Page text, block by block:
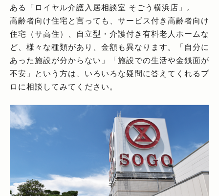
ある「ロイヤル介護入居相談室 そごう横浜店」。
高齢者向け住宅と言っても、サービス付き高齢者向け
住宅（サ高住）、自立型・介護付き有料老人ホームな
ど、様々な種類があり、金額も異なります。「自分に
あった施設が分からない」「施設での生活や金銭面が
不安」という方は、いろいろな疑問に答えてくれるプ
ロに相談してみてください。